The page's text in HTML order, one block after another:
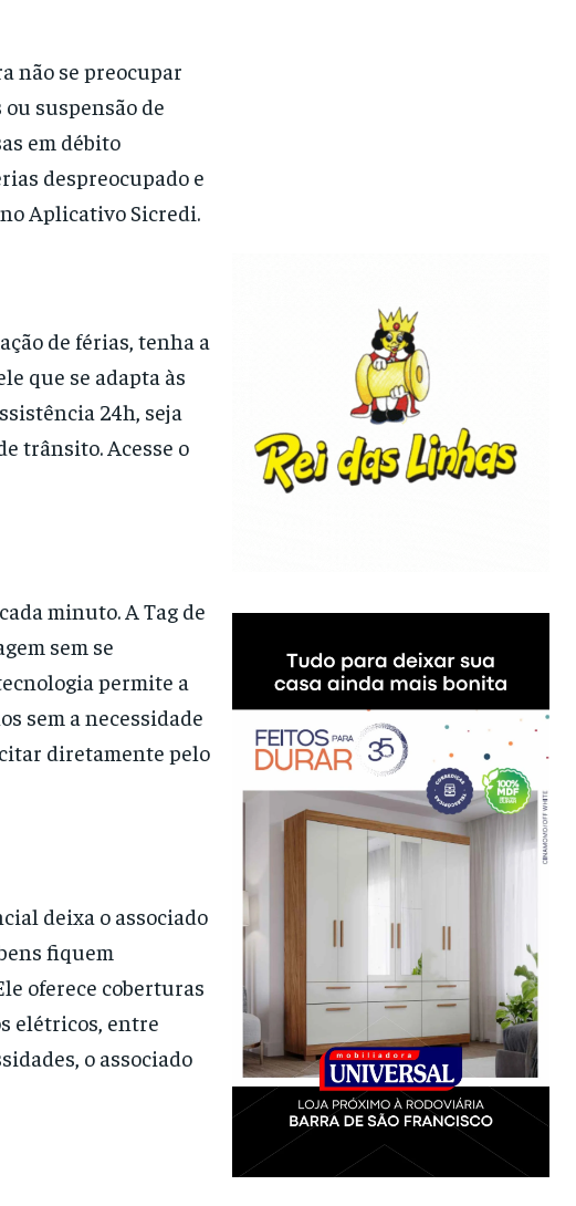
não se preocupar
suspensão de
em débito
despreocupado e
Aplicativo Sicredi.
de férias, tenha a
que se adapta às
24h, seja
trânsito. Acesse o
minuto. A Tag de
sem se
permite a
sem a necessidade
diretamente pelo
deixa o associado
fiquem
oferece coberturas
elétricos, entre
o associado